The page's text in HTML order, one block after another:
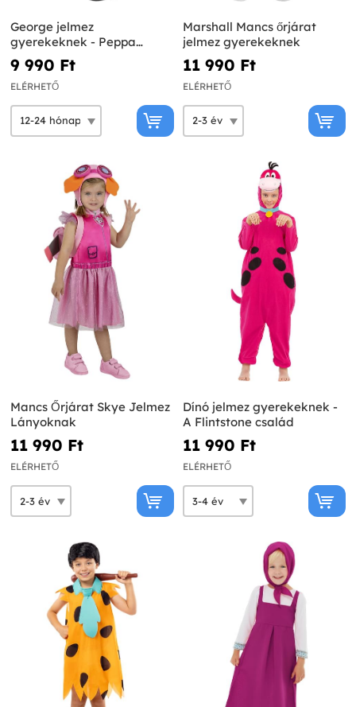
George jelmez
gyerekeknek - Peppa
malac
9 990 Ft‎
ELÉRHETŐ
Marshall Mancs őrjárat
jelmez gyerekeknek
11 990 Ft‎
ELÉRHETŐ
Mancs Őrjárat Skye Jelmez
Lányoknak
11 990 Ft‎
ELÉRHETŐ
Dínó jelmez gyerekeknek -
A Flintstone család
11 990 Ft‎
ELÉRHETŐ